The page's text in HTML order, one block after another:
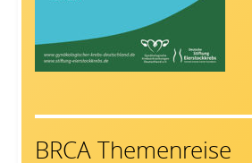
BRCA Themenreise